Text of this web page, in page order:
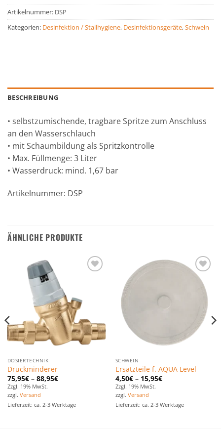
Artikelnummer: DSP
Kategorien: Desinfektion / Stallhygiene, Desinfektionsgeräte,Schwein
BESCHREIBUNG
• selbstzumischende, tragbare Spritze zum Anschluss
an den Wasserschlauch
• mit Schaumbildung als Spritzkontrolle
• Max. Füllmenge: 3 Liter
• Wasserdruck: mind. 1,67 bar
Artikelnummer: DSP
ÄHNLICHE PRODUKTE
DOSIERTECHNIK
Druckminderer
75,95€– 88,95€
Zzgl. 19% MwSt.
zzgl. Versand
Lieferzeit: ca. 2-3 Werktage
Zu den
Favoriten
hinzufügen
SCHWEIN
Ersatzteile f. AQUA Level
4,50€– 15,95€
Zzgl. 19% MwSt.
zzgl. Versand
Lieferzeit: ca. 2-3 Werktage